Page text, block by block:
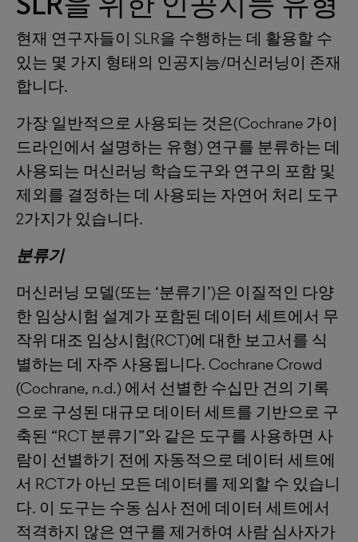
현재 연구자들이 SLR을 수행하는 데 활용할 수
있는 몇 가지 형태의 인공지능/머신러닝이 존재
합니다.
가장 일반적으로 사용되는 것은(Cochrane 가이
드라인에서 설명하는 유형) 연구를 분류하는 데
사용되는 머신러닝 학습도구와 연구의 포함 및
제외를 결정하는 데 사용되는 자연어 처리 도구
2가지가 있습니다.
분류기
머신러닝 모델(또는 ‘분류기’)은 이질적인 다양
한 임상시험 설계가 포함된 데이터 세트에서 무
작위 대조 임상시험(RCT)에 대한 보고서를 식
별하는 데 자주 사용됩니다. Cochrane Crowd
(Cochrane, n.d.) 에서 선별한 수십만 건의 기록
으로 구성된 대규모 데이터 세트를 기반으로 구
축된 “RCT 분류기”와 같은 도구를 사용하면 사
람이 선별하기 전에 자동적으로 데이터 세트에
서 RCT가 아닌 모든 데이터를 제외할 수 있습니
다. 이 도구는 수동 심사 전에 데이터 세트에서
적격하지 않은 연구를 제거하여 사람 심사자가